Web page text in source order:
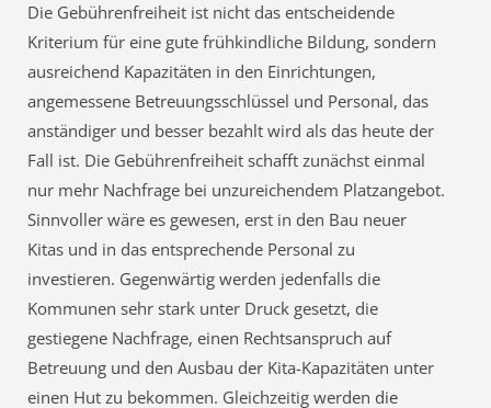
Die Gebührenfreiheit ist nicht das entscheidende
Kriterium für eine gute frühkindliche Bildung, sondern
ausreichend Kapazitäten in den Einrichtungen,
angemessene Betreuungsschlüssel und Personal, das
anständiger und besser bezahlt wird als das heute der
Fall ist. Die Gebührenfreiheit schafft zunächst einmal
nur mehr Nachfrage bei unzureichendem Platzangebot.
Sinnvoller wäre es gewesen, erst in den Bau neuer
Kitas und in das entsprechende Personal zu
investieren. Gegenwärtig werden jedenfalls die
Kommunen sehr stark unter Druck gesetzt, die
gestiegene Nachfrage, einen Rechtsanspruch auf
Betreuung und den Ausbau der Kita-Kapazitäten unter
einen Hut zu bekommen. Gleichzeitig werden die